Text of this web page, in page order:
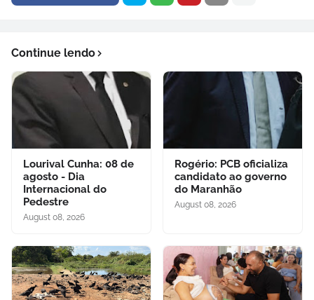
Continue lendo
Lourival Cunha: 08 de
agosto - Dia
Internacional do
Pedestre
August 08, 2026
Rogério: PCB oficializa
candidato ao governo
do Maranhão
August 08, 2026